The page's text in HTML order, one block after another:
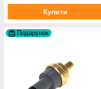
Купити
Подарунок